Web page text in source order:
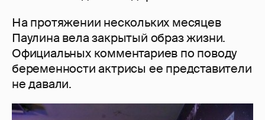
На протяжении нескольких месяцев
Паулина вела закрытый образ жизни.
Официальных комментариев по поводу
беременности актрисы ее представители
не давали.